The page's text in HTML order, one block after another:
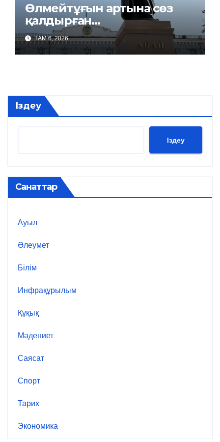
Өлмейтұғын артына сөз
қалдырған…
ТАМ 6, 2026
Іздеу
Іздеу
Санаттар
Ауыл
Әлеумет
Білім
Инфрақұрылым
Құқық
Мәдениет
Саясат
Спорт
Тарих
Экономика